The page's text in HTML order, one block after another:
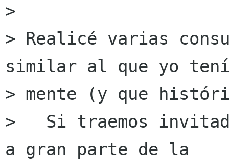
>
> Realicé varias
similar al que yo
> mente (y que
>   Si traemos
a gran parte de la